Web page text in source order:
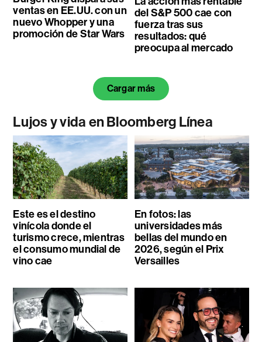
ventas en EE.UU. con un
nuevo Whopper y una
promoción de Star Wars
del S&P 500 cae con
fuerza tras sus
resultados: qué
preocupa al mercado
Cargar más
Lujos y vida en Bloomberg Línea
Este es el destino
vinícola donde el
turismo crece, mientras
el consumo mundial de
vino cae
En fotos: las
universidades más
bellas del mundo en
2026, según el Prix
Versailles